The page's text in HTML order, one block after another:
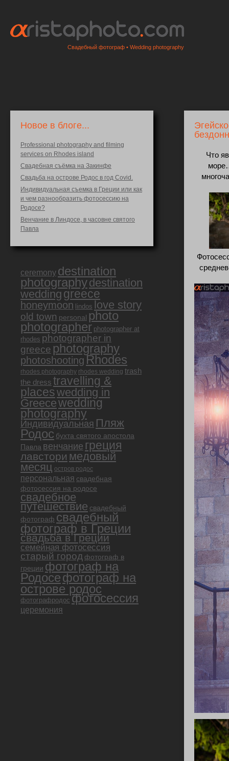
Свадебный фотограф • Wedding photography
Что
Новое в блоге...
Professional photography and filming
services on Rhodes island
Свадебная съёмка на Закинфе
Свадьба на острове Родос в год Covid.
Индивидуальная съемка в Греции или как
и чем разнообразить фотосессию на
Родосе?
Венчание в Линдосе, в часовне святого
Павла
ceremony destination
photographydestination
wedding greece
honeymoon lindos love story
old town personal photo
photographer photographer at
rhodes photographer in
greece photography
photoshootingRhodes
rhodes photography rhodes wedding trash
the dress travelling &
placeswedding in
Greecewedding
photography
Индивидуальная Пляж
Родос бухта святого апостола
Павла венчание греция
лавстори медовый
месяц остров родос
персональная свадебная
фотосессия на родосе
свадебное
путешествие свадебный
фотограф свадебный
фотограф в Греции
свадьба в Греции
семейная фотосессия
старый город фотограф в
греции фотограф на
Родосефотограф на
острове родос
фотографродос фотосессия
церемония